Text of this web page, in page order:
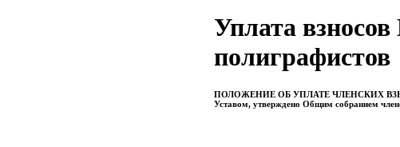
Уплата
полиграфистов
ПОЛОЖЕНИЕ ОБ УПЛАТЕ ЧЛЕНСКИХ ВЗНОСОВ
Уставом, утверждено Общим собранием